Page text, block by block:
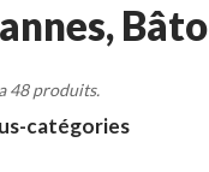
48 produits.
catégories